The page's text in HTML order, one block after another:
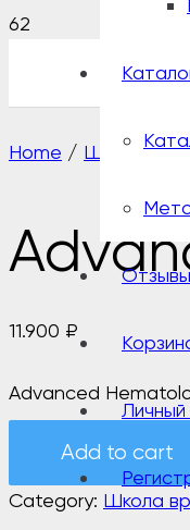
Отзывы
Home / Школа
11.900 ₽
Advanced
Add to cart
Category: Школа